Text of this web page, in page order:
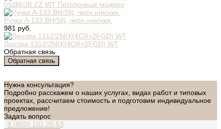
093М/3В ZZ WT Потолочные модерн
Ручка A-133 BH/SN, черн.ник/ник.
981 руб.
Люстра 1312/2MIX(4CR+2FGD) WT
Обратная связь
Обратная связь
Нужна консультация?
Подробно расскажем о наших услугах, видах работ и типовых
проектах, рассчитаем стоимость и подготовим индивидуальное
предложение!
Задать вопрос
8 (800) 101 20 53